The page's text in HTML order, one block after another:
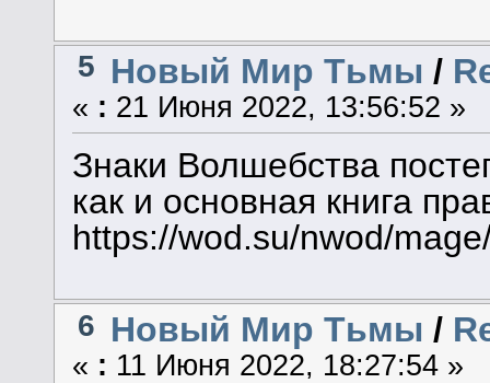
5 Новый Мир Тьмы /
« : 21 Июня 2022, 13:56:52 »
Знаки Волшебства
как и основная книга
https://wod.su/nwod/
6 Новый Мир Тьмы /
« : 11 Июня 2022, 18:27:54 »